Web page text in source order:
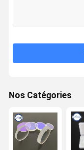
Nos Catégories